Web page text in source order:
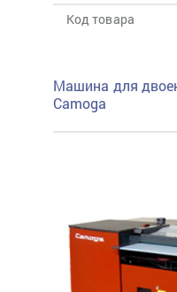
Код товара
Машина для
Camoga